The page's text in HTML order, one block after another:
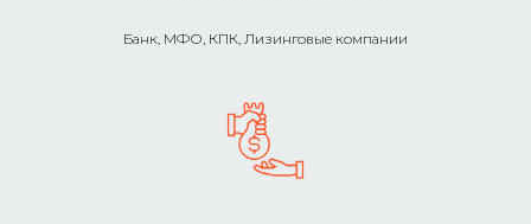
Банк, МФО, КПК, Лизинговые компании